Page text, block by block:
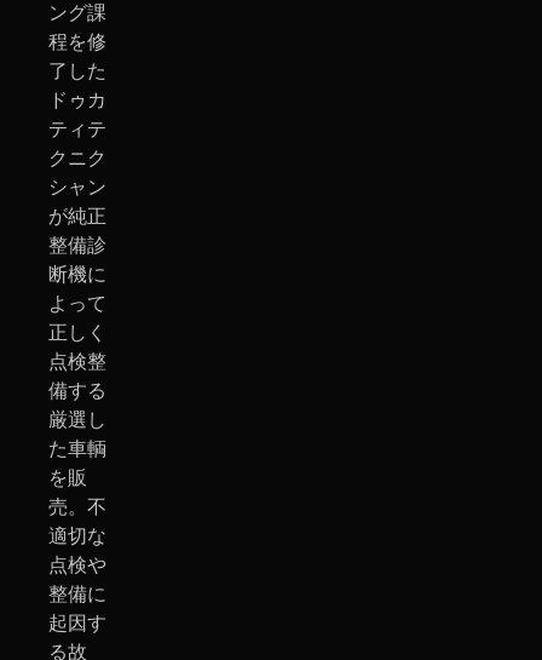
ング課
程を修
了した
ドゥカ
ティテ
クニク
シャン
が純正
整備診
断機に
よって
正しく
点検整
備する
厳選し
た車輌
を販
売。不
適切な
点検や
整備に
起因す
る故